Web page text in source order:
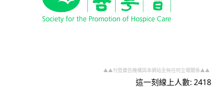
▲▲刊登廣告機構與本網站全無任何立場關係▲▲
這一刻線上人數: 2418